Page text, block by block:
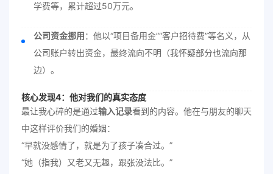
学费等，累计超过50万元。
公司资金挪用：他以“项目备用金”“客户招待费”等名义，从
公司账户转出资金，最终流向不明（我怀疑部分也流向那
边）。
核心发现4：他对我们的真实态度
最让我心碎的是通过输入记录看到的内容。他在与朋友的聊天
中这样评价我们的婚姻：
“早就没感情了，就是为了孩子凑合过。”
“她（指我）又老又无趣，跟张没法比。”